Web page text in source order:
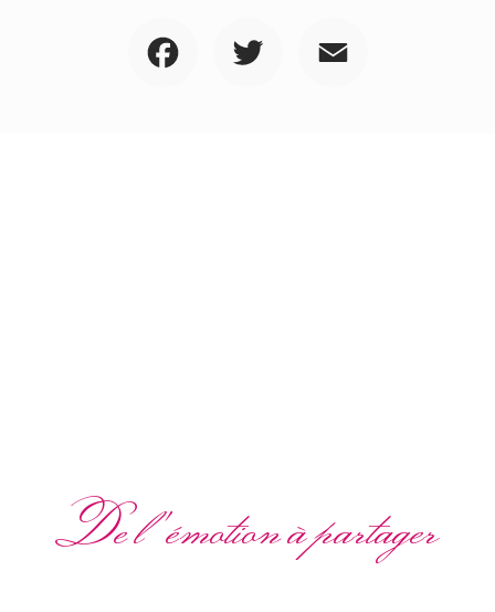
De l'émotion à partager